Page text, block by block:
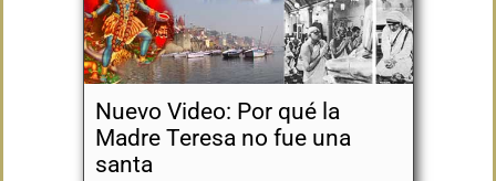
Nuevo Video: Por qué la
Madre Teresa no fue una
santa